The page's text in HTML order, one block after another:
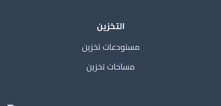
التخزين
مستودعات تخزين
مساحات تخزين